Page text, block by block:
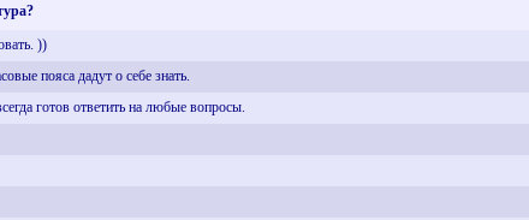
))
пояса дадут о себе знать.
готов ответить на любые вопросы.